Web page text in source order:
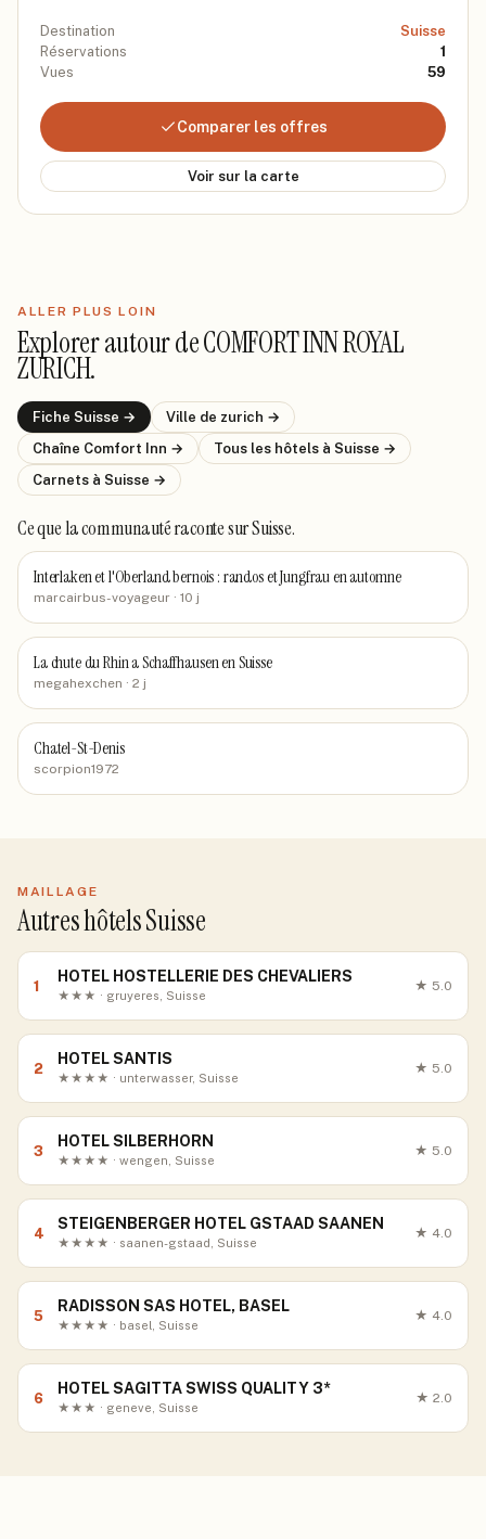
Destination
Suisse
Réservations
1
Vues
59
Comparer les offres
Voir sur la carte
ALLER PLUS LOIN
Explorer autour deCOMFORT INN ROYAL
ZURICH.
Fiche Suisse → Ville de zurich →
Chaîne Comfort Inn → Tous les hôtels à Suisse →
Carnets à Suisse →
Ce que la communauté racontesur Suisse.
Interlaken et l'Oberland bernois : randos et Jungfrau en automne
marcairbus-voyageur · 10 j
La chute du Rhin a Schaffhausen en Suisse
megahexchen · 2 j
Chatel-St-Denis
scorpion1972
MAILLAGE
Autres hôtels Suisse
1
HOTEL HOSTELLERIE DES CHEVALIERS
★★★ · gruyeres, Suisse
★ 5.0
2
HOTEL SANTIS
★★★★ · unterwasser, Suisse
★ 5.0
3
HOTEL SILBERHORN
★★★★ · wengen, Suisse
★ 5.0
4
STEIGENBERGER HOTEL GSTAAD SAANEN
★★★★ · saanen-gstaad, Suisse
★ 4.0
5
RADISSON SAS HOTEL, BASEL
★★★★ · basel, Suisse
★ 4.0
6
HOTEL SAGITTA SWISS QUALITY 3*
★★★ · geneve, Suisse
★ 2.0